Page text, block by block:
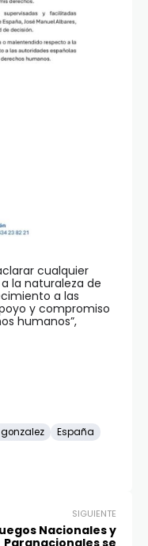
cualquier
la naturaleza de
a las
y compromiso
humanos”,
España
SIGUIENTE
Nacionales y